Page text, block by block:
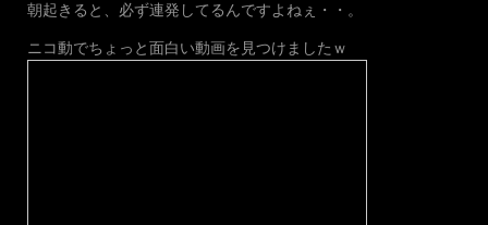
朝起きると、必ず連発してるんですよねぇ・・。
ニコ動でちょっと面白い動画を見つけましたｗ